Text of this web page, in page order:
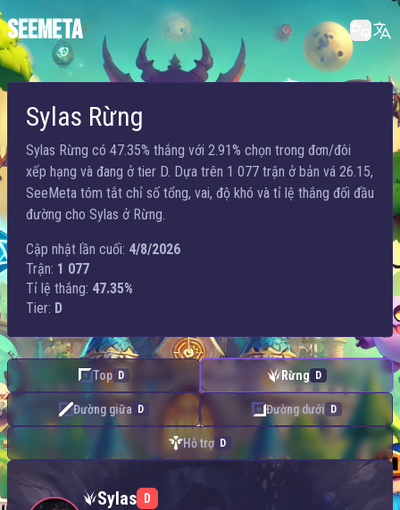
SEEMETA
Sylas Rừng
Sylas Rừng có 47.35% thắng với 2.91% chọn trong đơn/đôi
xếp hạng và đang ở tier D. Dựa trên 1 077 trận ở bản vá 26.15,
SeeMeta tóm tắt chỉ số tổng, vai, độ khó và tỉ lệ thắng đối đầu
đường cho Sylas ở Rừng.
Cập nhật lần cuối: 4/8/2026
Trận: 1 077
Tỉ lệ thắng: 47.35%
Tier: D
Top D Rừng D
Đường giữa D Đường dưới D
Hỗ trợ D
Sylas — Rừng
Sylas D